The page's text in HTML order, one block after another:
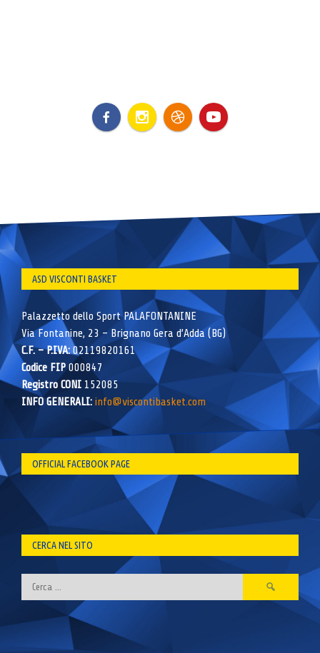
ASD VISCONTI BASKET
Palazzetto dello Sport PALAFONTANINE
Via Fontanine, 23 – Brignano Gera d’Adda (BG)
C.F. – P.IVA:02119820161
Codice FIP000847
Registro CONI 152085
INFO GENERALI: info@viscontibasket.com
OFFICIAL FACEBOOK PAGE
CERCA NEL SITO
Ricerca
per: